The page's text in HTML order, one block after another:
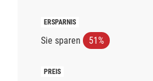
Sie sparen 51%